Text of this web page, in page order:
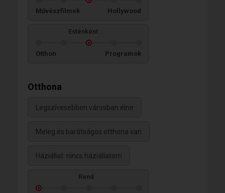
Művészfilmek Hollywood
Esténként...
Otthon Programok
Otthona
Legszívesebben városban élne
Meleg és barátságos otthona van
Háziállat: nincs háziállatom
Rend